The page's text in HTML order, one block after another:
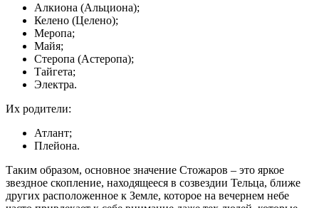
Алкиона (Альциона);
Келено (Целено);
Меропа;
Майя;
Стеропа (Астеропа);
Тайгета;
Электра.
Их родители:
Атлант;
Плейона.
Таким образом, основное значение Стожаров – это яркое
звездное скопление, находящееся в созвездии Тельца, ближе
других расположенное к Земле, которое на вечернем небе